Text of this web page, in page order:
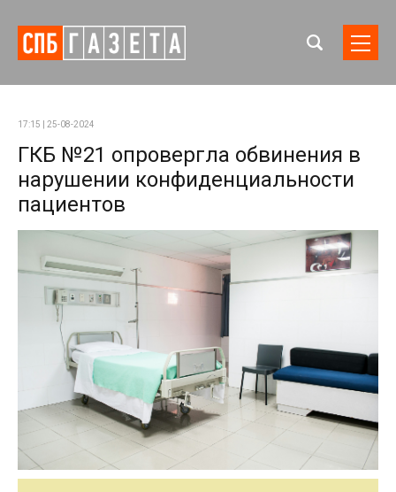
17:15 | 25-08-2024
ГКБ №21 опровергла обвинения в
нарушении конфиденциальности
пациентов